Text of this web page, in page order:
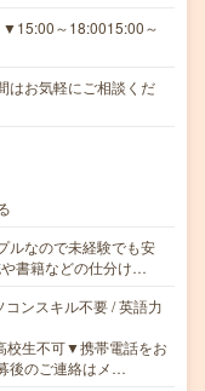
～18:0015:00～
お気軽にご相談くだ
ルなので未経験でも安
書籍などの仕分け…
ンスキル不要 / 英語力
生不可▼携帯電話をお
後のご連絡はメ…